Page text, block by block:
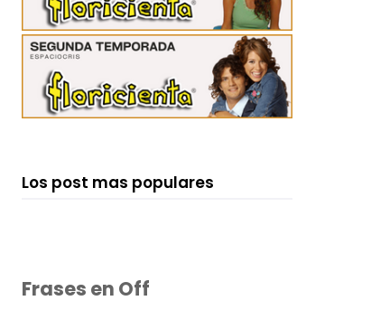
Los post mas populares
Frases en Off